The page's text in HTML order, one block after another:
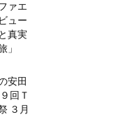
ァエ
ュー
真実
」
安田
回Ｔ
３月